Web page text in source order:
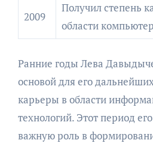
2009
Получил степень
области
Ранние годы Лева
основой для его
карьеры в области
технологий. Этот период
важную роль в